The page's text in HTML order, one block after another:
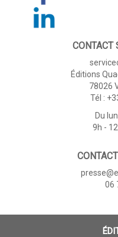
CONTACT
Éditions
78026
Tél :
Du
9h -
06